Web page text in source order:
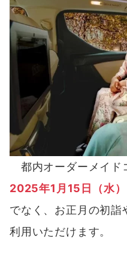
都内オーダーメイド
2025年1月15日（水
でなく、お正月の初
利用いただけます。